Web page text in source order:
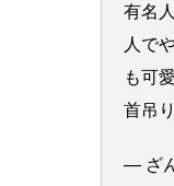
有名
人で
も可
首吊
— ざ